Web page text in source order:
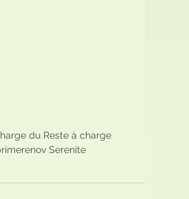
du Reste à charge
Serenite